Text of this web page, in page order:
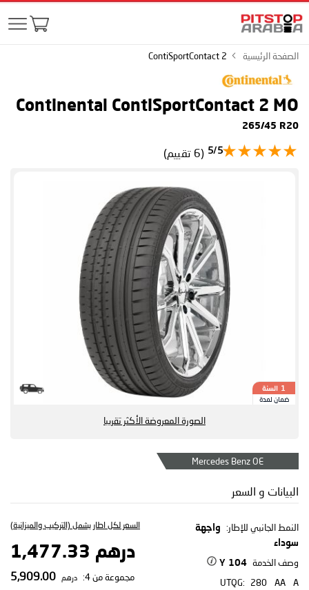
الصفحة الرئيسية ContiSportContact 2
Continental ContiSportContact 2 MO
265/45 R20
5/5 (6 تقييم)
1 السنة
ضمان لمدة
الصورة المعروضة الأكثر تقريبا
Mercedes Benz OE
البيانات و السعر
النمط الجانبي للإطار:
واجهة
سوداء
وصف الخدمة 104 Y
UTQG: 280 AA
A
السعر لكل اطار يشمل (التركيب والميزانية)
درهم 1,477.33
مجموعة من 4: درهم